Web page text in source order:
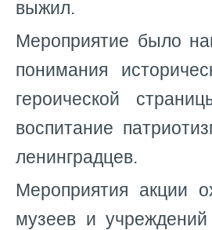
выжил.
Мероприятие было
понимания
героической
воспитание
ленинградцев.
Мероприятия акции
музеев и